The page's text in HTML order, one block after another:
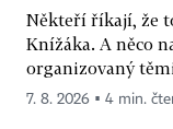
Někteří říkají, že
Knížáka. A něco
organizovaný
7. 8. 2026 ▪ 4 min.